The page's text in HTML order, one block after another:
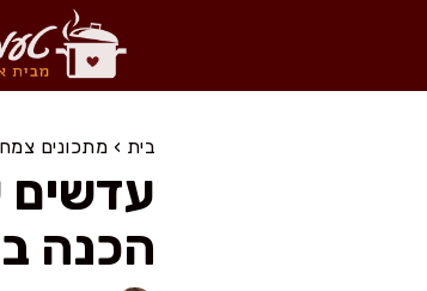
בית › מתכונים
הכנה